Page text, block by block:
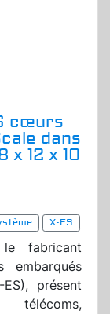
cœurs
dans
12 x 10
X-ES
le fabricant
embarqués
présent